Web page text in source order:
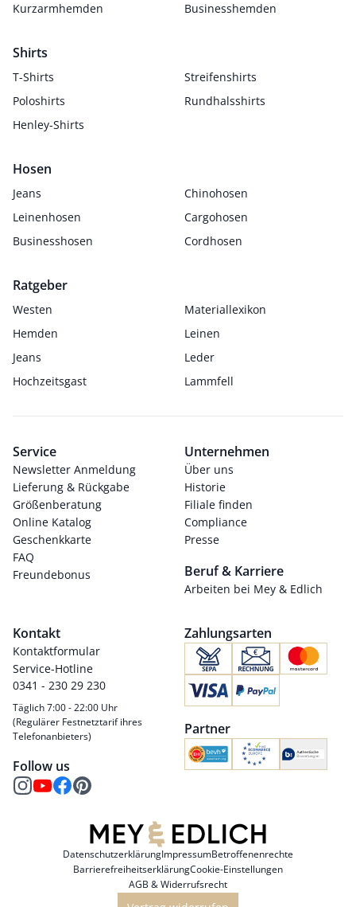
Kurzarmhemden
Businesshemden
Shirts
T-Shirts
Streifenshirts
Poloshirts
Rundhalsshirts
Henley-Shirts
Hosen
Jeans
Chinohosen
Leinenhosen
Cargohosen
Businesshosen
Cordhosen
Ratgeber
Westen
Materiallexikon
Hemden
Leinen
Jeans
Leder
Hochzeitsgast
Lammfell
Service
Newsletter Anmeldung
Lieferung & Rückgabe
Größenberatung
Online Katalog
Geschenkkarte
FAQ
Freundebonus
Unternehmen
Über uns
Historie
Filiale finden
Compliance
Presse
Beruf & Karriere
Arbeiten bei Mey & Edlich
Kontakt
Kontaktformular
Service-Hotline
0341 - 230 29 230
Täglich 7:00 - 22:00 Uhr
(Regulärer Festnetztarif ihres
Telefonanbieters)
Follow us
Zahlungsarten
Partner
DatenschutzerklärungImpressumBetroffenenrechte
BarrierefreiheitserklärungCookie-Einstellungen
AGB & Widerrufsrecht